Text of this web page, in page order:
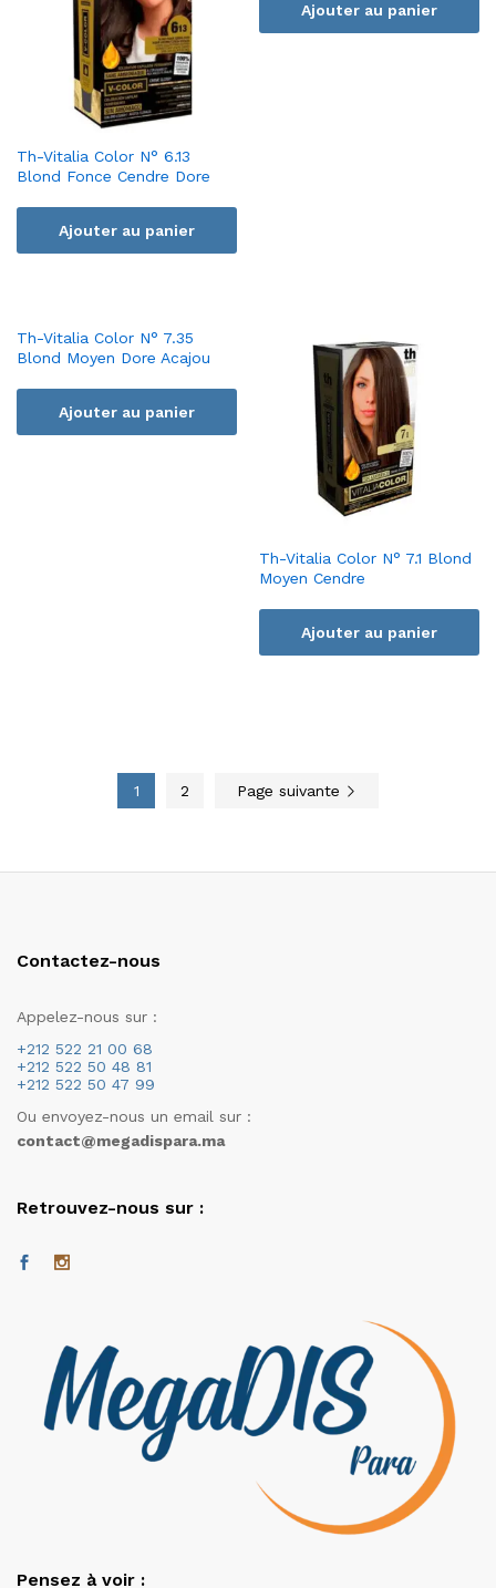
Th-Vitalia Color N° 6.13
Blond Fonce Cendre Dore
Ajouter au panier
Ajouter au panier
Th-Vitalia Color N° 7.35
Blond Moyen Dore Acajou
Ajouter au panier
Th-Vitalia Color N° 7.1 Blond
Moyen Cendre
Ajouter au panier
1 2 Page suivante
Contactez-nous
Appelez-nous sur :
+212 522 21 00 68
+212 522 50 48 81
+212 522 50 47 99
Ou envoyez-nous un email sur :
contact@megadispara.ma
Retrouvez-nous sur :
Pensez à voir :